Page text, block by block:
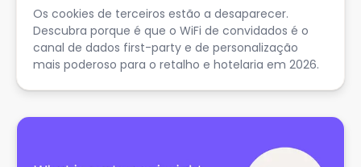
Os cookies de terceiros estão a desaparecer.
Descubra porque é que o WiFi de convidados é o
canal de dados first-party e de personalização
mais poderoso para o retalho e hotelaria em 2026.